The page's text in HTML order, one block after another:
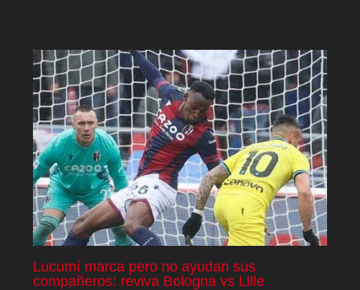
Lucumí marca pero no ayudan sus
compañeros: reviva Bologna vs Lille